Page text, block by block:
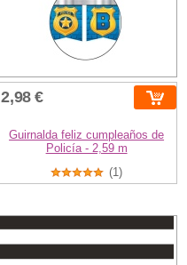
2,98 €
Guirnalda feliz cumpleaños de
Policía - 2,59 m
(1)